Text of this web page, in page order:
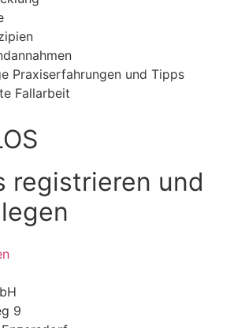
Praxiserfahrungen und Tipps
Fallarbeit
registrieren und
9